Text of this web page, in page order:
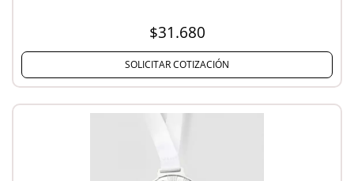
$31.680
SOLICITAR COTIZACIÓN